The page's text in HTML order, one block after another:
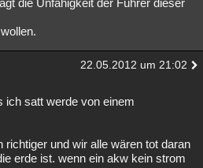
die Unfähigkeit der Führer dieser
22.05.2012 um 21:02
ich satt werde von einem
richtiger und wir alle wären tot daran
erde ist. wenn ein akw kein strom